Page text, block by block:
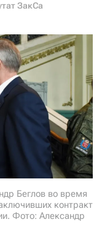
ЗакСа
Беглов во время
контракт
Фото: Александр
гражданство РФ
или